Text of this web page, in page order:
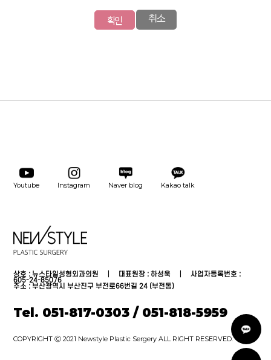
톡
상
온
확인 취소
Youtube Instagram Naver blog Kakao talk
상호 : 뉴스타일성형외과의원 │ 대표원장 : 하성욱 │ 사업자등록번호 :
605-24-85076
주소 : 부산광역시 부산진구 부전로66번길 24 (부전동)
Tel. 051-817-0303 / 051-818-5959
COPYRIGHT Ⓒ 2021 Newstyle Plastic Sergery ALL RIGHT RESERVED.